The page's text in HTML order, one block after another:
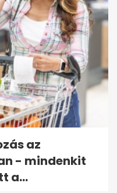
az
- mindenkit
a...